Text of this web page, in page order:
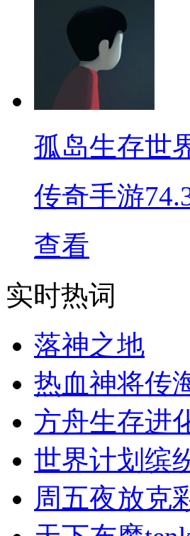
孤岛生存世
传奇手游
查看
实时热词
落神之地
热血神将传
方舟生存进
世界计划缤
周五夜放克